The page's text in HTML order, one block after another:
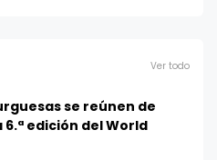
Ver todo
se reúnen de
edición del World